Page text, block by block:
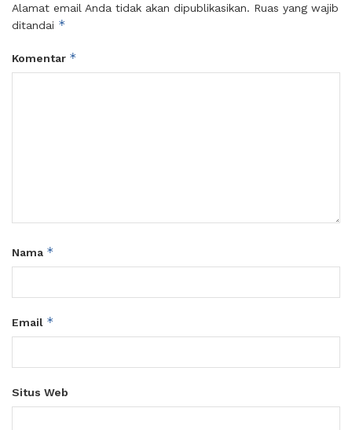
Alamat email Anda tidak akan dipublikasikan. Ruas yang wajib
ditandai *
Komentar *
Nama *
Email *
Situs Web